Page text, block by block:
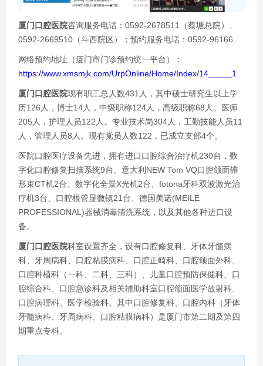
厦门口腔医院咨询服务电话：0592-2678511（蔡塘总院）、
0592-2669510（斗西院区）；预约服务电话：0592-96166
网络预约地址（厦门市门诊预约统一平台）：
https://www.xmsmjk.com/UrpOnline/Home/Index/14_____1
厦门口腔医院现有职工总人数431人，其中硕士研究生以上学
历126人，博士14人，中级职称124人，高级职称68人。医师
205人，护理人员122人。专业技术岗304人，工勤技能人员11
人，管理人员8人。现有党员人数122，已成立支部4个。
医院口腔医疗设备先进，拥有进口口腔综合治疗机230台，数
字化口腔修复扫描系统9台、意大利NEW Tom VQ口腔颌面锥
形束CT机2台、数字化全景X光机2台、fotona牙科双波激光治
疗机3台、口腔根管显微镜21台、德国美诺(MEILE
PROFESSIONAL)器械消毒清洗系统，以及其他各种进口设
备。
厦门口腔医院科室设置齐全，设有口腔修复科、牙体牙髓病
科、牙周病科、口腔粘膜病科、口腔正畸科、口腔颌面外科、
口腔种植科（一科、二科、三科）、儿童口腔预防保健科、口
腔综合科、口腔急诊科及相关辅助科室口腔颌面医学放射科、
口腔病理科、医学检验科。其中口腔修复科、口腔内科（牙体
牙髓病科、牙周病科、口腔粘膜病科）是厦门市第二期及第四
期重点专科。